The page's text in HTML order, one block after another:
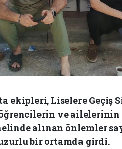
ekipleri, Liselere Geçiş
ve ailelerinin
alınan önlemler
bir ortamda girdi.